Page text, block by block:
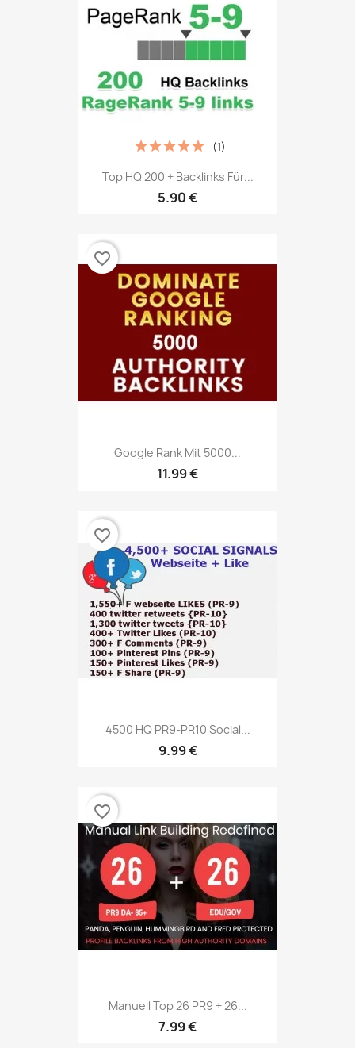
Top HQ 200 + Backlinks Für...
5.90 €
(1)
Google Rank Mit 5000...
11.99 €
favorite_border
4500 HQ PR9-PR10 Social...
9.99 €
favorite_border
Manuell Top 26 PR9 + 26...
7.99 €
favorite_border